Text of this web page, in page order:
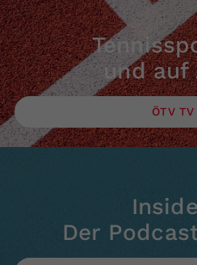
und auf
ÖTV TV
Der